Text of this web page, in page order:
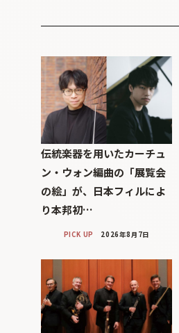
伝統楽器を用いたカーチュ
ン・ウォン編曲の「展覧会
の絵」が、日本フィルによ
り本邦初…
PICK UP 2026年8月7日